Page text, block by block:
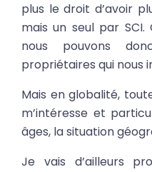
plus le droit d’avoir
mais un seul par
nous pouvons
propriétaires qui nous
Mais en globalité,
m’intéresse et
âges, la situation
Je vais d’ailleurs